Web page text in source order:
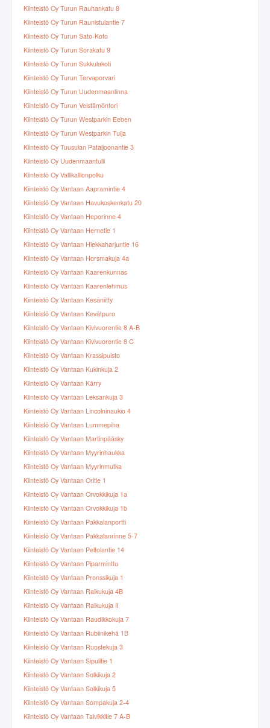
Kiinteistö Oy Turun Rauhankatu 8
Kiinteistö Oy Turun Raunistulantie 7
Kiinteistö Oy Turun Sato-Koto
Kiinteistö Oy Turun Sorakatu 9
Kiinteistö Oy Turun Sukkulakoti
Kiinteistö Oy Turun Tervaporvari
Kiinteistö Oy Turun Uudenmaanlinna
Kiinteistö Oy Turun Veistämöntori
Kiinteistö Oy Turun Westparkin Eeben
Kiinteistö Oy Turun Westparkin Tuija
Kiinteistö Oy Tuusulan Pataljoonantie 3
Kiinteistö Oy Uudenmaantulli
Kiinteistö Oy Vallikallionpolku
Kiinteistö Oy Vantaan Aapramintie 4
Kiinteistö Oy Vantaan Havukoskenkatu 20
Kiinteistö Oy Vantaan Heporinne 4
Kiinteistö Oy Vantaan Hernetie 1
Kiinteistö Oy Vantaan Hiekkaharjuntie 16
Kiinteistö Oy Vantaan Horsmakuja 4a
Kiinteistö Oy Vantaan Kaarenkunnas
Kiinteistö Oy Vantaan Kaarenlehmus
Kiinteistö Oy Vantaan Kesäniitty
Kiinteistö Oy Vantaan Kevätpuro
Kiinteistö Oy Vantaan Kivivuorentie 8 A-B
Kiinteistö Oy Vantaan Kivivuorentie 8 C
Kiinteistö Oy Vantaan Krassipuisto
Kiinteistö Oy Vantaan Kukinkuja 2
Kiinteistö Oy Vantaan Kärry
Kiinteistö Oy Vantaan Leksankuja 3
Kiinteistö Oy Vantaan Lincolninaukio 4
Kiinteistö Oy Vantaan Lummepiha
Kiinteistö Oy Vantaan Martinpääsky
Kiinteistö Oy Vantaan Myyrinhaukka
Kiinteistö Oy Vantaan Myyrinmutka
Kiinteistö Oy Vantaan Oritie 1
Kiinteistö Oy Vantaan Orvokkikuja 1a
Kiinteistö Oy Vantaan Orvokkikuja 1b
Kiinteistö Oy Vantaan Pakkalanportti
Kiinteistö Oy Vantaan Pakkalanrinne 5-7
Kiinteistö Oy Vantaan Peltolantie 14
Kiinteistö Oy Vantaan Piparminttu
Kiinteistö Oy Vantaan Pronssikuja 1
Kiinteistö Oy Vantaan Raikukuja 4B
Kiinteistö Oy Vantaan Raikukuja II
Kiinteistö Oy Vantaan Raudikkokuja 7
Kiinteistö Oy Vantaan Rubiinikehä 1B
Kiinteistö Oy Vantaan Ruostekuja 3
Kiinteistö Oy Vantaan Sipulitie 1
Kiinteistö Oy Vantaan Solkikuja 2
Kiinteistö Oy Vantaan Solkikuja 5
Kiinteistö Oy Vantaan Sompakuja 2-4
Kiinteistö Oy Vantaan Talvikkitie 7 A-B